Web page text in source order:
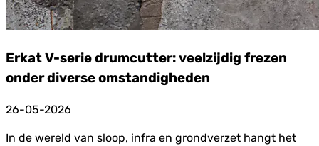
Erkat V-serie drumcutter: veelzijdig frezen
onder diverse omstandigheden
26-05-2026
In de wereld van sloop, infra en grondverzet hangt het